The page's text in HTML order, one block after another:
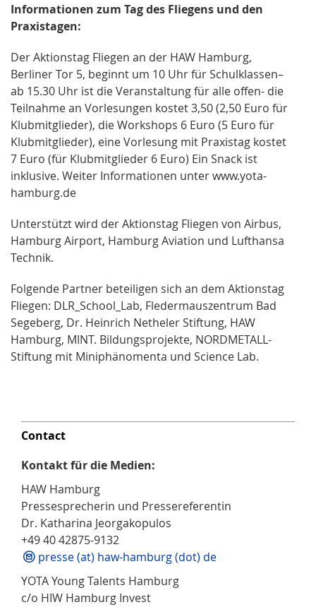
Informationen zum Tag des Fliegens und den
Praxistagen:
Der Aktionstag Fliegen an der HAW Hamburg,
Berliner Tor 5, beginnt um 10 Uhr für Schulklassen–
ab 15.30 Uhr ist die Veranstaltung für alle offen- die
Teilnahme an Vorlesungen kostet 3,50 (2,50 Euro für
Klubmitglieder), die Workshops 6 Euro (5 Euro für
Klubmitglieder), eine Vorlesung mit Praxistag kostet
7 Euro (für Klubmitglieder 6 Euro) Ein Snack ist
inklusive. Weiter Informationen unter www.yota-
hamburg.de
Unterstützt wird der Aktionstag Fliegen von Airbus,
Hamburg Airport, Hamburg Aviation und Lufthansa
Technik.
Folgende Partner beteiligen sich an dem Aktionstag
Fliegen: DLR_School_Lab, Fledermauszentrum Bad
Segeberg, Dr. Heinrich Netheler Stiftung, HAW
Hamburg, MINT. Bildungsprojekte, NORDMETALL-
Stiftung mit Miniphänomenta und Science Lab.
Contact
Kontakt für die Medien:
HAW Hamburg
Pressesprecherin und Pressereferentin
Dr. Katharina Jeorgakopulos
+49 40 42875-9132
presse (at) haw-hamburg (dot) de
YOTA Young Talents Hamburg
c/o HIW Hamburg Invest